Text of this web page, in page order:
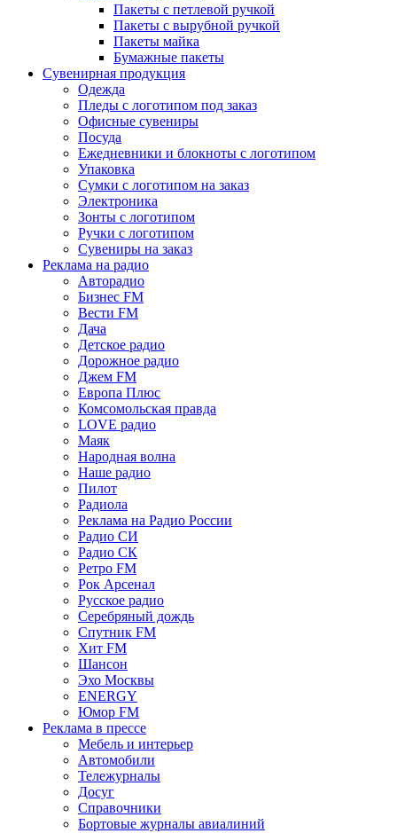
Пакеты с петлевой ручкой
Пакеты с вырубной ручкой
Пакеты майка
Бумажные пакеты
Сувенирная продукция
Одежда
Пледы с логотипом под заказ
Офисные сувениры
Посуда
Ежедневники и блокноты с логотипом
Упаковка
Сумки с логотипом на заказ
Электроника
Зонты с логотипом
Ручки с логотипом
Сувениры на заказ
Реклама на радио
Авторадио
Бизнес FM
Вести FM
Дача
Детское радио
Дорожное радио
Джем FM
Европа Плюс
Комсомольская правда
LOVE радио
Маяк
Народная волна
Наше радио
Пилот
Радиола
Реклама на Радио России
Радио СИ
Радио СК
Ретро FM
Рок Арсенал
Русское радио
Серебряный дождь
Спутник FM
Хит FM
Шансон
Эхо Москвы
ENERGY
Юмор FM
Реклама в прессе
Мебель и интерьер
Автомобили
Тележурналы
Досуг
Справочники
Бортовые журналы авиалиний